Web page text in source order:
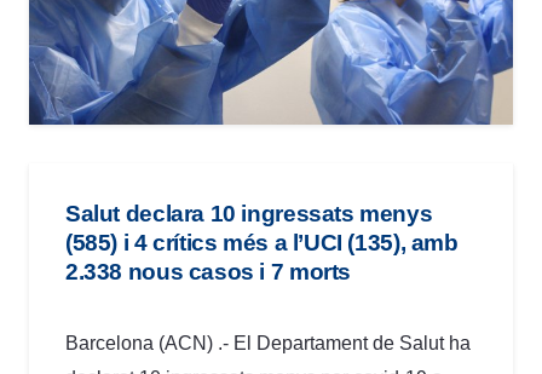
Salut declara 10 ingressats menys
(585) i 4 crítics més a l’UCI (135), amb
2.338 nous casos i 7 morts
Barcelona (ACN) .- El Departament de Salut ha